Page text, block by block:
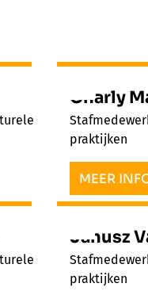
Charly
praktijken
MEER
Janusz
praktijken